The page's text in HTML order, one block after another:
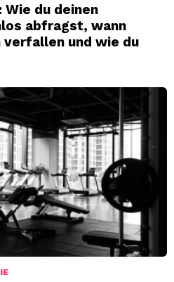
Wie du deinen
abfragst, wann
und wie du